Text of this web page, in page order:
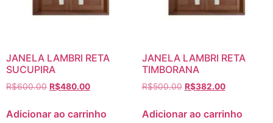
JANELA LAMBRI RETA
SUCUPIRA
R$600.00 R$480.00
Adicionar ao carrinho
JANELA LAMBRI RETA
TIMBORANA
R$500.00 R$382.00
Adicionar ao carrinho